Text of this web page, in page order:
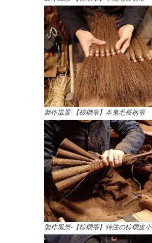
製作風景-【棕櫚箒】本鬼毛長柄箒
製作風景-【棕櫚箒】特注の棕櫚皮